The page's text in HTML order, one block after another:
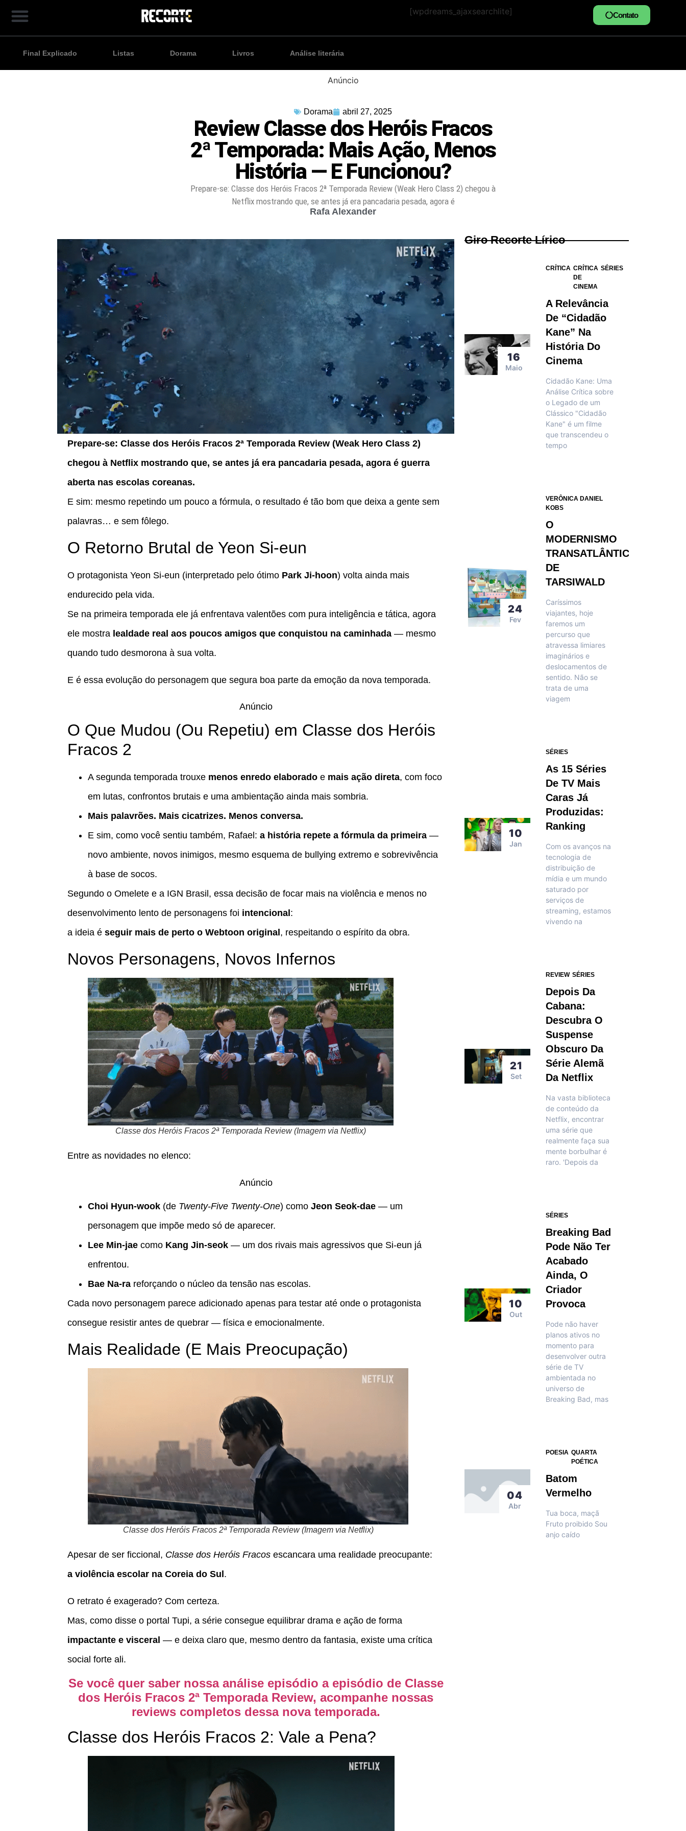
[wpdreams_ajaxsearchlite] Contato
Final Explicado Listas Dorama Livros Análise literária
Anúncio
Dorama abril 27, 2025
Review Classe dos Heróis Fracos
2ª Temporada: Mais Ação, Menos
História — E Funcionou?
Prepare-se: Classe dos Heróis Fracos 2ª Temporada Review (Weak Hero Class 2) chegou à
Netflix mostrando que, se antes já era pancadaria pesada, agora é
Rafa Alexander
Prepare-se: Classe dos Heróis Fracos 2ª Temporada Review (Weak Hero Class 2)
chegou à Netflix mostrando que, se antes já era pancadaria pesada, agora é guerra
aberta nas escolas coreanas.
E sim: mesmo repetindo um pouco a fórmula, o resultado é tão bom que deixa a gente sem
palavras… e sem fôlego.
O Retorno Brutal de Yeon Si-eun
O protagonista Yeon Si-eun (interpretado pelo ótimo Park Ji-hoon) volta ainda mais
endurecido pela vida.
Se na primeira temporada ele já enfrentava valentões com pura inteligência e tática, agora
ele mostra lealdade real aos poucos amigos que conquistou na caminhada — mesmo
quando tudo desmorona à sua volta.
E é essa evolução do personagem que segura boa parte da emoção da nova temporada.
Anúncio
O Que Mudou (Ou Repetiu) em Classe dos Heróis
Fracos 2
A segunda temporada trouxe menos enredo elaborado e mais ação direta, com foco
em lutas, confrontos brutais e uma ambientação ainda mais sombria.
Mais palavrões. Mais cicatrizes. Menos conversa.
E sim, como você sentiu também, Rafael: a história repete a fórmula da primeira —
novo ambiente, novos inimigos, mesmo esquema de bullying extremo e sobrevivência
à base de socos.
Segundo o Omelete e a IGN Brasil, essa decisão de focar mais na violência e menos no
desenvolvimento lento de personagens foi intencional :
a ideia é seguir mais de perto o Webtoon original , respeitando o espírito da obra.
Novos Personagens, Novos Infernos
Classe dos Heróis Fracos 2ª Temporada Review (Imagem via Netflix)
Entre as novidades no elenco:
Anúncio
Choi Hyun-wook (de Twenty-Five Twenty-One) como Jeon Seok-dae — um
personagem que impõe medo só de aparecer.
Lee Min-jae como Kang Jin-seok — um dos rivais mais agressivos que Si-eun já
enfrentou.
Bae Na-ra reforçando o núcleo da tensão nas escolas.
Cada novo personagem parece adicionado apenas para testar até onde o protagonista
consegue resistir antes de quebrar — física e emocionalmente.
Mais Realidade (E Mais Preocupação)
Classe dos Heróis Fracos 2ª Temporada Review (Imagem via Netflix)
Apesar de ser ficcional, Classe dos Heróis Fracos escancara uma realidade preocupante:
a violência escolar na Coreia do Sul .
O retrato é exagerado? Com certeza.
Mas, como disse o portal Tupi, a série consegue equilibrar drama e ação de forma
impactante e visceral — e deixa claro que, mesmo dentro da fantasia, existe uma crítica
social forte ali.
Se você quer saber nossa análise episódio a episódio de Classe
dos Heróis Fracos 2ª Temporada Review, acompanhe nossas
reviews completos dessa nova temporada.
Classe dos Heróis Fracos 2: Vale a Pena?
Giro Recorte Lírico
16
Maio
CRÍTICA CRÍTICA
DE
CINEMA
SÉRIES
A Relevância
De “Cidadão
Kane” Na
História Do
Cinema
Cidadão Kane: Uma
Análise Crítica sobre
o Legado de um
Clássico "Cidadão
Kane" é um filme
que transcendeu o
tempo
24
Fev
VERÔNICA DANIEL
KOBS
O
MODERNISMO
TRANSATLÂNTICO
DE
TARSIWALD
Caríssimos
viajantes, hoje
faremos um
percurso que
atravessa limiares
imaginários e
deslocamentos de
sentido. Não se
trata de uma
viagem
10
Jan
SÉRIES
As 15 Séries
De TV Mais
Caras Já
Produzidas:
Ranking
Com os avanços na
tecnologia de
distribuição de
mídia e um mundo
saturado por
serviços de
streaming, estamos
vivendo na
21
Set
REVIEW SÉRIES
Depois Da
Cabana:
Descubra O
Suspense
Obscuro Da
Série Alemã
Da Netflix
Na vasta biblioteca
de conteúdo da
Netflix, encontrar
uma série que
realmente faça sua
mente borbulhar é
raro. 'Depois da
10
Out
SÉRIES
Breaking Bad
Pode Não Ter
Acabado
Ainda, O
Criador
Provoca
Pode não haver
planos ativos no
momento para
desenvolver outra
série de TV
ambientada no
universo de
Breaking Bad, mas
04
Abr
POESIA QUARTA
POÉTICA
Batom
Vermelho
Tua boca, maçã
Fruto proibido Sou
anjo caído